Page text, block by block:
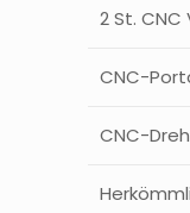
2 St.
CNC-
CNC-